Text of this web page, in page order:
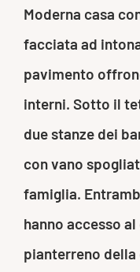
Moderna casa
facciata ad
pavimento
interni. Sotto il
due stanze dei
con vano
famiglia.
hanno accesso
pianterreno